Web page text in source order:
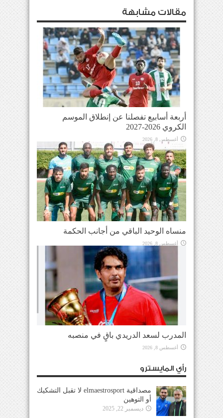
مقالات مشابهة
أربعة أسابيع تفصلنا عن إنطلاق الموسم
الكروي 2026-2027
أغسطس 8, 2026
منساه الوحيد الباقي من أجانب الحكمة
أغسطس 8, 2026
المدرب لسعد الدريدي باقٍ في منصبه
أغسطس 8, 2026
رأي المايسترو
مصداقية elmaestrosport لا تقبل التشكيك
أو التوهين
ديسمبر 22, 2025